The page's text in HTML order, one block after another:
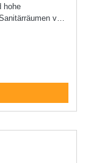
hohe
von
Blumendekor